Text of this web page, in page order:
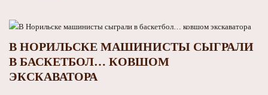
В НОРИЛЬСКЕ МАШИНИСТЫ СЫГРАЛИ
В БАСКЕТБОЛ… КОВШОМ
ЭКСКАВАТОРА